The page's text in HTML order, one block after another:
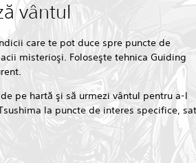
vântul
care te pot duce spre puncte de
misterioşi. Foloseşte tehnica Guiding
pe hartă şi să urmezi vântul pentru a-l
la puncte de interes specifice,